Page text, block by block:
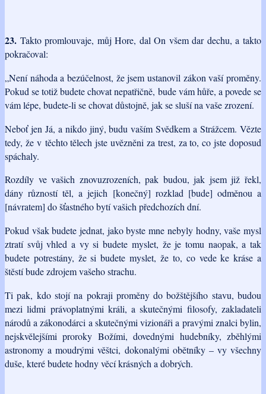
23. Takto promlouvaje, můj Hore, dal On všem dar dechu, a takto
pokračoval:
„Není náhoda a bezúčelnost, že jsem ustanovil zákon vaší proměny.
Pokud se totiž budete chovat nepatřičně, bude vám hůře, a povede se
vám lépe, budete-li se chovat důstojně, jak se sluší na vaše zrození.
Neboť jen Já, a nikdo jiný, budu vaším Svědkem a Strážcem. Vězte
tedy, že v těchto tělech jste uvězněni za trest, za to, co jste doposud
spáchaly.
Rozdíly ve vašich znovuzrozeních, pak budou, jak jsem již řekl,
dány růzností těl, a jejich [konečný] rozklad [bude] odměnou a
[návratem] do šťastného bytí vašich předchozích dní.
Pokud však budete jednat, jako byste mne nebyly hodny, vaše mysl
ztratí svůj vhled a vy si budete myslet, že je tomu naopak, a tak
budete potrestány, že si budete myslet, že to, co vede ke kráse a
štěstí bude zdrojem vašeho strachu.
Ti pak, kdo stojí na pokraji proměny do božštějšího stavu, budou
mezi lidmi právoplatnými králi, a skutečnými filosofy, zakladateli
národů a zákonodárci a skutečnými vizionáři a pravými znalci bylin,
nejskvělejšími proroky Božími, dovednými hudebníky, zběhlými
astronomy a moudrými věštci, dokonalými obětníky – vy všechny
duše, které budete hodny věcí krásných a dobrých.